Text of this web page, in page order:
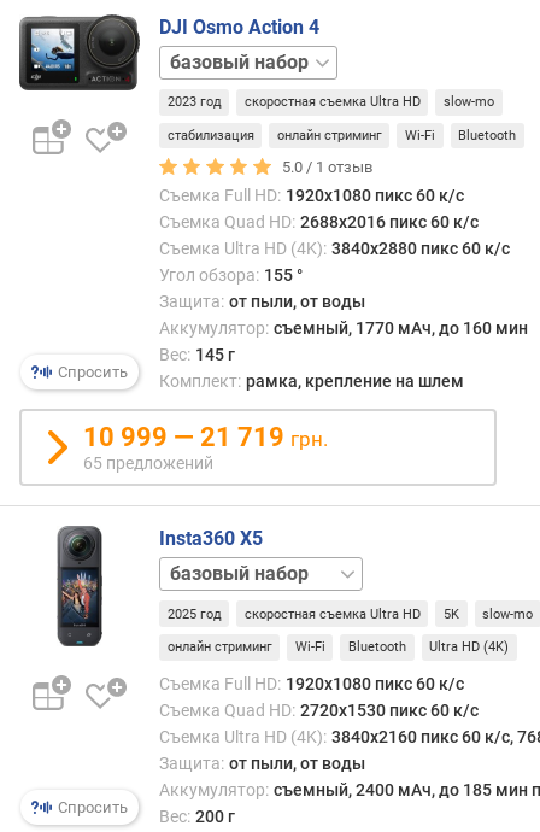
ш
е
в
ы
к
о
т
д
о
р
о
и
х
к
д
е
е
п
Спросить
DJI Osmo Action 4
Adventure
2023 год скоростная съемка Ultra HD slow-mo
стабилизация онлайн стриминг Wi-Fi Bluetooth
5.0 / 1 отзыв
Съемка Full HD: 1920x1080 пикс 60 к/с
Съемка Quad HD: 2688x2016 пикс 60 к/с
Съемка Ultra HD (4K): 3840x2880 пикс 60 к/с
Угол обзора: 155 °
Защита: от пыли, от воды
Аккумулятор: съемный, 1770 мАч, до 160 мин
Вес: 145 г
Комплект: рамка, крепление на шлем
10 999 — 21 719 грн.
65 предложений
Спросить
Insta360 X5
Essentials
BundleSnowboard
Bundle
2025 год скоростная съемка Ultra HD 5K slow-mo
онлайн стриминг Wi-Fi Bluetooth Ultra HD (4K)
Съемка Full HD: 1920x1080 пикс 60 к/с
Съемка Quad HD: 2720x1530 пикс 60 к/с
Съемка Ultra HD (4K): 3840x2160 пикс 60 к/с,
Защита: от пыли, от воды
Аккумулятор: съемный, 2400 мАч, до 185 мин
Вес: 200 г